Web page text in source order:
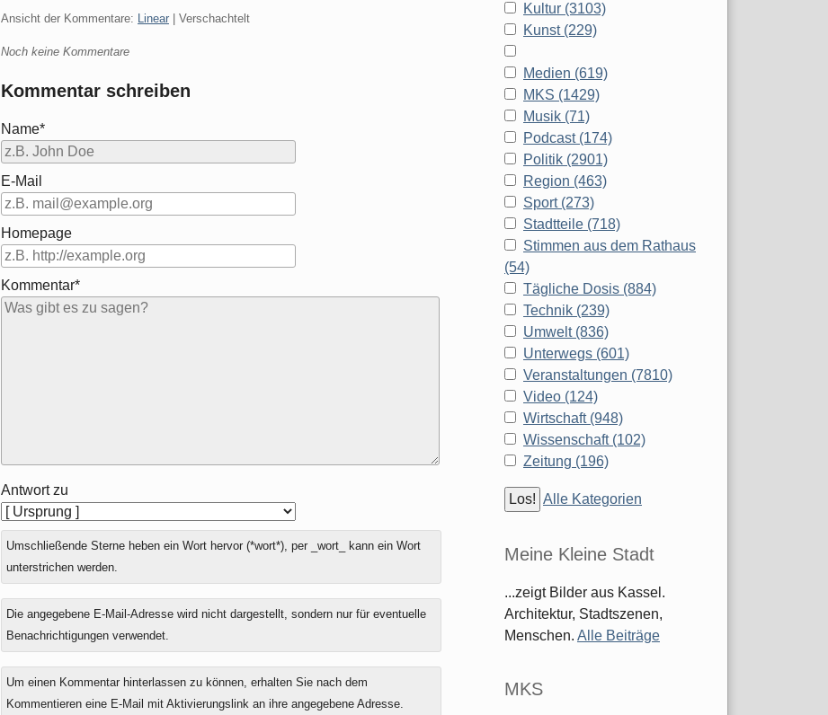
Ansicht der Kommentare: Linear | Verschachtelt
Noch keine Kommentare
Kommentar schreiben
Name*
E-Mail
Homepage
Kommentar*
Antwort zu
Umschließende Sterne heben ein Wort hervor (*wort*), per _wort_ kann ein Wort
unterstrichen werden.
Die angegebene E-Mail-Adresse wird nicht dargestellt, sondern nur für eventuelle
Benachrichtigungen verwendet.
Um einen Kommentar hinterlassen zu können, erhalten Sie nach dem
Kommentieren eine E-Mail mit Aktivierungslink an ihre angegebene Adresse.
Kultur (3103)
Kunst (229)
Medien (619)
MKS (1429)
Musik (71)
Podcast (174)
Politik (2901)
Region (463)
Sport (273)
Stadtteile (718)
Stimmen aus dem Rathaus
(54)
Tägliche Dosis (884)
Technik (239)
Umwelt (836)
Unterwegs (601)
Veranstaltungen (7810)
Video (124)
Wirtschaft (948)
Wissenschaft (102)
Zeitung (196)
Alle Kategorien
Meine Kleine Stadt
...zeigt Bilder aus Kassel.
Architektur, Stadtszenen,
Menschen. Alle Beiträge
MKS